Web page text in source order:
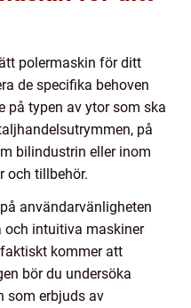
polermaskin för ditt
de specifika behoven
på typen av ytor som ska
på
bilindustrin eller inom
och tillbehör.
användarvänligheten
och intuitiva maskiner
kommer att
bör du undersöka
som erbjuds av